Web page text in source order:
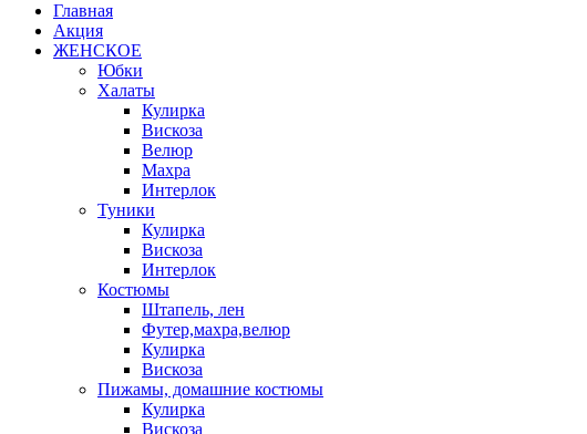
Главная
Акция
ЖЕНСКОЕ
Юбки
Халаты
Кулирка
Вискоза
Велюр
Махра
Интерлок
Туники
Кулирка
Вискоза
Интерлок
Костюмы
Штапель, лен
Футер,махра,велюр
Кулирка
Вискоза
Пижамы, домашние костюмы
Кулирка
Вискоза